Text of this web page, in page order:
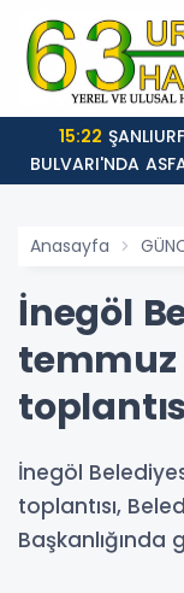
15:22
BULVARI'NDA
Anasayfa
İnegöl
temmuz
İnegöl
toplantısı,
Başkanlığında